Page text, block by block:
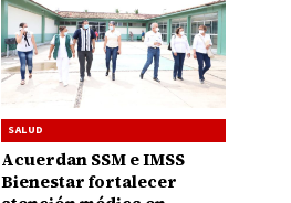
SALUD
Acuerdan SSM e IMSS
Bienestar fortalecer